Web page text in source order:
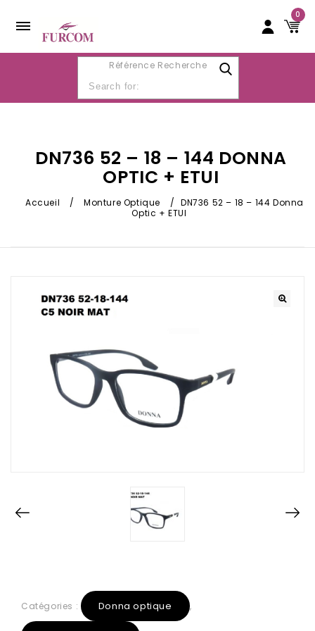
0
Référence Recherche
DN736 52 – 18 – 144 DONNA
OPTIC + ETUI
Accueil / Monture Optique / DN736 52 – 18 – 144 Donna
Optic + ETUI
Catégories : Donna optique ,